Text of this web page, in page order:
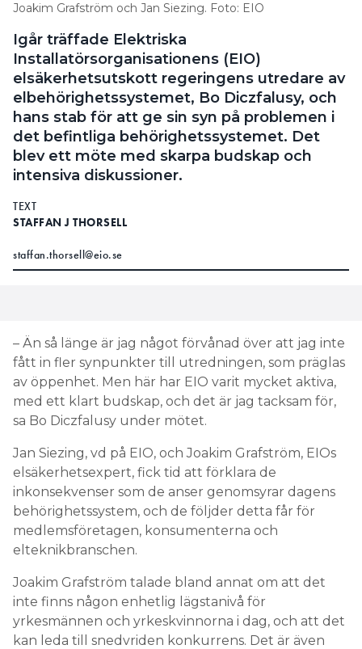
Joakim Grafström och Jan Siezing. Foto: EIO
Igår träffade Elektriska
Installatörsorganisationens (EIO)
elsäkerhetsutskott regeringens utredare av
elbehörighetssystemet, Bo Diczfalusy, och
hans stab för att ge sin syn på problemen i
det befintliga behörighetssystemet. Det
blev ett möte med skarpa budskap och
intensiva diskussioner.
TEXT
STAFFAN J THORSELL
staffan.thorsell@eio.se
– Än så länge är jag något förvånad över att jag inte
fått in fler synpunkter till utredningen, som präglas
av öppenhet. Men här har EIO varit mycket aktiva,
med ett klart budskap, och det är jag tacksam för,
sa Bo Diczfalusy under mötet.
Jan Siezing, vd på EIO, och Joakim Grafström, EIOs
elsäkerhetsexpert, fick tid att förklara de
inkonsekvenser som de anser genomsyrar dagens
behörighetssystem, och de följder detta får för
medlemsföretagen, konsumenterna och
elteknikbranschen.
Joakim Grafström talade bland annat om att det
inte finns någon enhetlig lägstanivå för
yrkesmännen och yrkeskvinnorna i dag, och att det
kan leda till snedvriden konkurrens. Det är även